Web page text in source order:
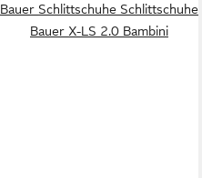
Bauer Schlittschuhe Schlittschuhe
Bauer X-LS 2.0 Bambini